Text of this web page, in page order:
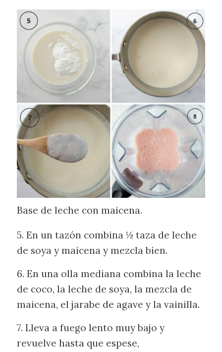
Base de leche con maicena.
5. En un tazón combina ½ taza de leche
de soya y maicena y mezcla bien.
6. En una olla mediana combina la leche
de coco, la leche de soya, la mezcla de
maicena, el jarabe de agave y la vainilla.
7. Lleva a fuego lento muy bajo y
revuelve hasta que espese,